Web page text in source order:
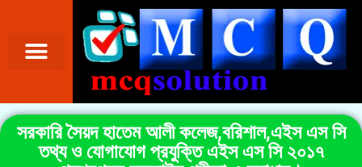
সরকারি সৈয়দ হাতেম আলী কলেজ,বরিশাল,এইস এস সি
তথ্য ও যোগাযোগ প্রযুক্তি এইস এস সি ২০১৭